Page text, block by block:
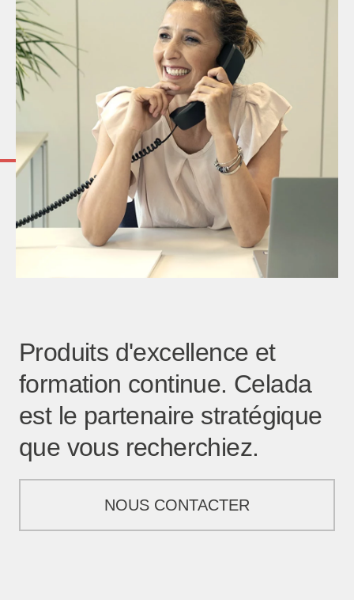
Produits d'excellence et
formation continue. Celada
est le partenaire stratégique
que vous recherchiez.
NOUS CONTACTER